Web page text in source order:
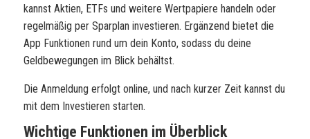
kannst Aktien, ETFs und weitere Wertpapiere handeln oder
regelmäßig per Sparplan investieren. Ergänzend bietet die
App Funktionen rund um dein Konto, sodass du deine
Geldbewegungen im Blick behältst.
Die Anmeldung erfolgt online, und nach kurzer Zeit kannst du
mit dem Investieren starten.
Wichtige Funktionen im Überblick